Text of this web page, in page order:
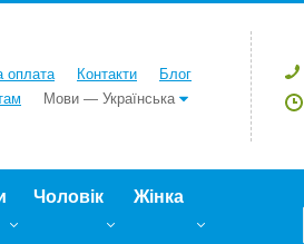
оплата Контакти
Блог
Мови — Українська
Чоловік Жінка